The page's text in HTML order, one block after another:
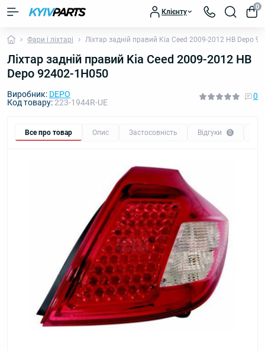
Клієнту
0
Фари і ліхтарі Ліхтар задній правий Kia Ceed 2009-2012 HB Depo
Ліхтар задній правий Kia Ceed 2009-2012 HB
Depo 92402-1H050
Виробник: DEPO
Код товару:223-1944R-UE
0
Все про товар Опис Застосовність Відгуки 0